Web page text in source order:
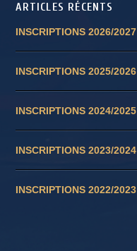
ARTICLES RÉCENTS
INSCRIPTIONS 2026/2027
INSCRIPTIONS 2025/2026
INSCRIPTIONS 2024/2025
INSCRIPTIONS 2023/2024
INSCRIPTIONS 2022/2023